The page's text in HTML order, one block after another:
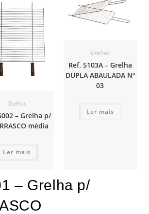
Grelhas
– Grelha p/
média
Ler mais
Grelhas
Ref. 5103A – Grelha
DUPLA ABAULADA Nº
03
Ler mais
– Grelha p/